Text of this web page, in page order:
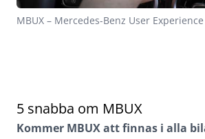
MBUX – Mercedes-Benz User Experience
5 snabba om MBUX
Kommer MBUX att finnas i alla